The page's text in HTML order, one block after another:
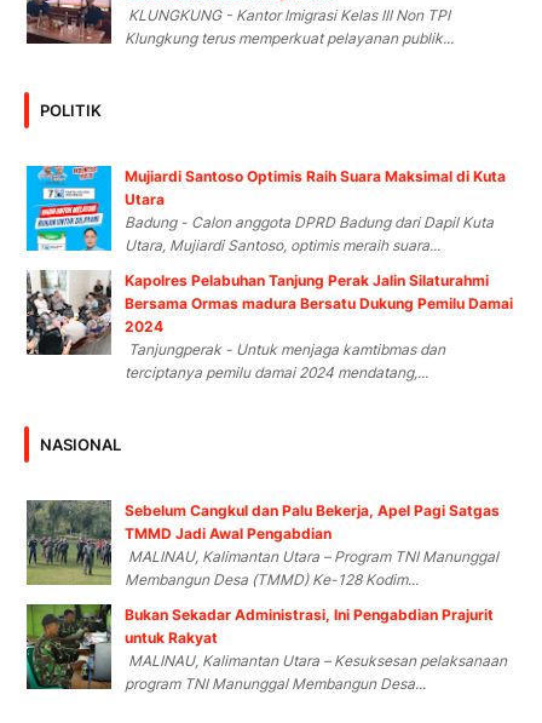
KLUNGKUNG - Kantor Imigrasi Kelas III Non TPI
Klungkung terus memperkuat pelayanan publik...
POLITIK
Mujiardi Santoso Optimis Raih Suara Maksimal di Kuta
Utara
Badung - Calon anggota DPRD Badung dari Dapil Kuta
Utara, Mujiardi Santoso, optimis meraih suara...
Kapolres Pelabuhan Tanjung Perak Jalin Silaturahmi
Bersama Ormas madura Bersatu Dukung Pemilu Damai
2024
Tanjungperak - Untuk menjaga kamtibmas dan
terciptanya pemilu damai 2024 mendatang,...
NASIONAL
Sebelum Cangkul dan Palu Bekerja, Apel Pagi Satgas
TMMD Jadi Awal Pengabdian
MALINAU, Kalimantan Utara – Program TNI Manunggal
Membangun Desa (TMMD) Ke-128 Kodim...
Bukan Sekadar Administrasi, Ini Pengabdian Prajurit
untuk Rakyat
MALINAU, Kalimantan Utara – Kesuksesan pelaksanaan
program TNI Manunggal Membangun Desa...